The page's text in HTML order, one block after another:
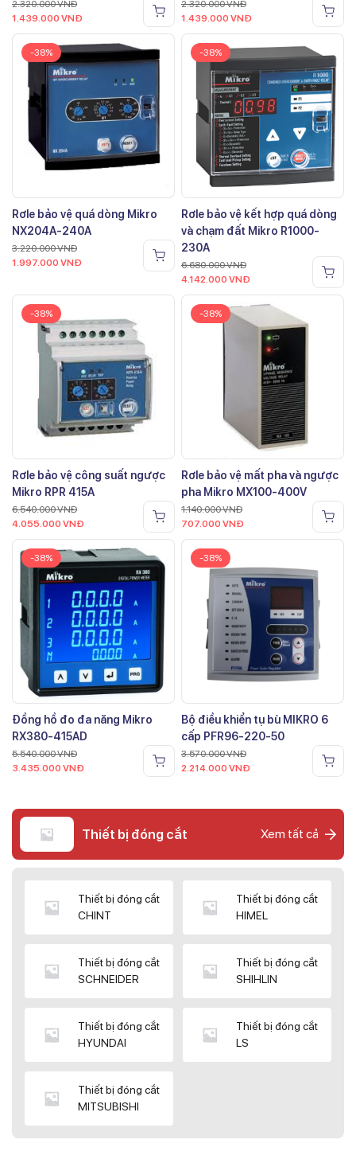
2.320.000VNĐ
1.439.000 VNĐ
2.320.000VNĐ
1.439.000 VNĐ
-38%
Rơle bảo vệ quá dòng Mikro
NX204A-240A
3.220.000VNĐ
1.997.000 VNĐ
-38%
Rơle bảo vệ kết hợp quá dòng
và chạm đất Mikro R1000-
230A
6.680.000VNĐ
4.142.000 VNĐ
-38%
Rơle bảo vệ công suất ngược
Mikro RPR 415A
6.540.000VNĐ
4.055.000 VNĐ
-38%
Rơle bảo vệ mất pha và ngược
pha Mikro MX100-400V
1.140.000VNĐ
707.000 VNĐ
-38%
Đồng hồ đo đa năng Mikro
RX380-415AD
5.540.000VNĐ
3.435.000 VNĐ
-38%
Bộ điều khiển tụ bù MIKRO 6
cấp PFR96-220-50
3.570.000VNĐ
2.214.000 VNĐ
Thiết bị đóng cắt Xem tất cả
Thiết bị đóng cắt
CHINT
Thiết bị đóng cắt
HIMEL
Thiết bị đóng cắt
SCHNEIDER
Thiết bị đóng cắt
SHIHLIN
Thiết bị đóng cắt
HYUNDAI
Thiết bị đóng cắt
LS
Thiết bị đóng cắt
MITSUBISHI